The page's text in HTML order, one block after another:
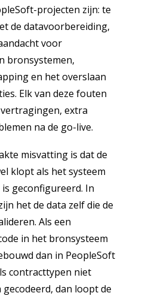
projecten zijn: te
de datavoorbereiding,
voor
bronsystemen,
en het overslaan
Elk van deze fouten
extra
na de go-live.
misvatting is dat de
klopt als het systeem
geconfigureerd. In
het de data zelf die de
Als een
in het bronsysteem
dan in PeopleSoft
contracttypen niet
dan loopt de